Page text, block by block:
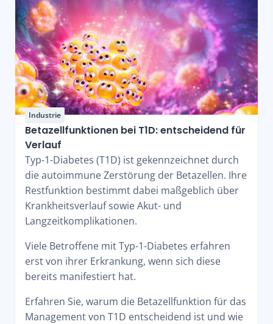
Industrie
Betazellfunktionen bei T1D: entscheidend für
Verlauf
Typ-1-Diabetes (T1D) ist gekennzeichnet durch
die autoimmune Zerstörung der Betazellen. Ihre
Restfunktion bestimmt dabei maßgeblich über
Krankheitsverlauf sowie Akut- und
Langzeitkomplikationen.
Viele Betroffene mit Typ-1-Diabetes erfahren
erst von ihrer Erkrankung, wenn sich diese
bereits manifestiert hat.
Erfahren Sie, warum die Betazellfunktion für das
Management von T1D entscheidend ist und wie